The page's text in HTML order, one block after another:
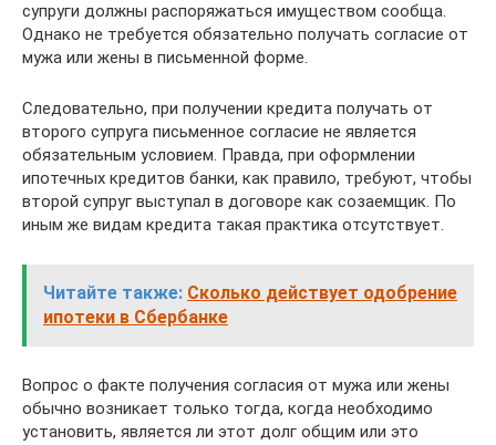
супруги должны распоряжаться имуществом сообща.
Однако не требуется обязательно получать согласие от
мужа или жены в письменной форме.
Следовательно, при получении кредита получать от
второго супруга письменное согласие не является
обязательным условием. Правда, при оформлении
ипотечных кредитов банки, как правило, требуют, чтобы
второй супруг выступал в договоре как созаемщик. По
иным же видам кредита такая практика отсутствует.
Читайте также: Сколько действует одобрение
ипотеки в Сбербанке
Вопрос о факте получения согласия от мужа или жены
обычно возникает только тогда, когда необходимо
установить, является ли этот долг общим или это